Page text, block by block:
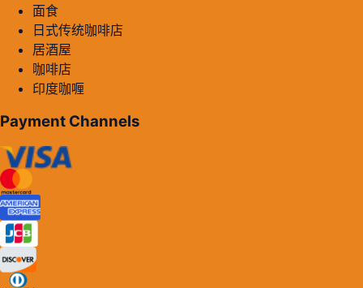
面食
日式传统咖啡店
居酒屋
咖啡店
印度咖喱
Payment Channels